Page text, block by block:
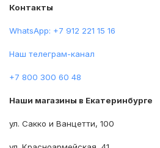
Контакты
WhatsApp: +7 912 221 15 16
Наш телеграм-канал
+7 800 300 60 48
Наши магазины в Екатеринбурге
ул. Сакко и Ванцетти, 100